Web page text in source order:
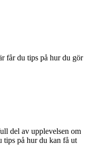
får du tips på hur du gör
del av upplevelsen om
tips på hur du kan få ut